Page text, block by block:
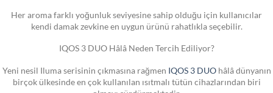
Her aroma farklı yoğunluk seviyesine sahip olduğu için kullanıcılar
kendi damak zevkine en uygun ürünü rahatlıkla seçebilir.
IQOS 3 DUO Hâlâ Neden Tercih Ediliyor?
Yeni nesil Iluma serisinin çıkmasına rağmen IQOS 3 DUOhâlâ dünyanın
birçok ülkesinde en çok kullanılan ısıtmalı tütün cihazlarından biri